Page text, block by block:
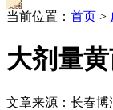
当前位置： 首页 >
大剂量
文章来源：长春博